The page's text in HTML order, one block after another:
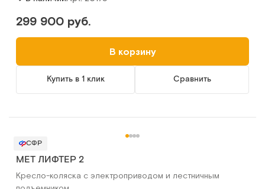
299 900 руб.
В корзину
Купить в 1 клик Сравнить
СФР
MET ЛИФТЕР 2
Кресло-коляска с электроприводом и лестничным